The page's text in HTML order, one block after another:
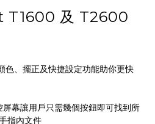
T1600 及 T2600
色、擺正及快捷設定功能助你更快
屏幕讓用戶只需幾個按鈕即可找到所
指內文件